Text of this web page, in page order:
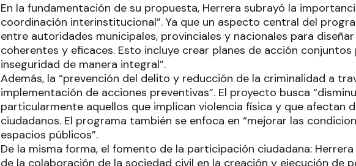
En la fundamentación de su propuesta, Herrera subrayó la
coordinación interinstitucional”. Ya que un aspecto central del
entre autoridades municipales, provinciales y nacionales para
coherentes y eficaces. Esto incluye crear planes de acción
inseguridad de manera integral”.
Además, la “prevención del delito y reducción de la criminalidad a
implementación de acciones preventivas”. El proyecto busca
particularmente aquellos que implican violencia física y que afectan
ciudadanos. El programa también se enfoca en “mejorar las
espacios públicos”.
De la misma forma, el fomento de la participación ciudadana:
de la colaboración de la sociedad civil en la creación y ejecución de